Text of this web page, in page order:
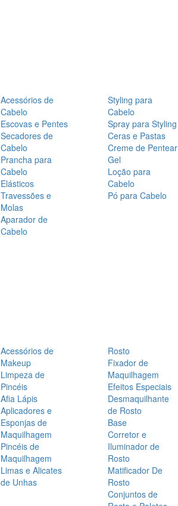
Acessórios de
Cabelo
Escovas e Pentes
Secadores de
Cabelo
Prancha para
Cabelo
Elásticos
Travessões e
Molas
Aparador de
Cabelo
Styling para
Cabelo
Spray para Styling
Ceras e Pastas
Creme de Pentear
Gel
Loção para
Cabelo
Pó para Cabelo
Acessórios de
Makeup
Limpeza de
Pincéis
Afia Lápis
Aplicadores e
Esponjas de
Maquilhagem
Pincéis de
Maquilhagem
Limas e Alicates
de Unhas
Rosto
Fixador de
Maquilhagem
Efeitos Especiais
Desmaquilhante
de Rosto
Base
Corretor e
Iluminador de
Rosto
Matificador De
Rosto
Conjuntos de